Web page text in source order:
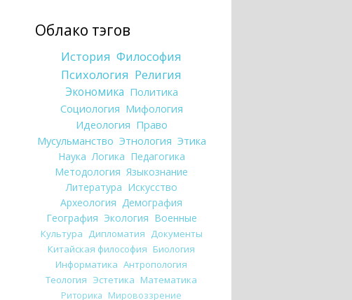
Облако тэгов
История Философия
Психология Религия
Экономика Политика
Социология Мифология
Идеология Право
Мусульманство Этнология Этика
Наука Логика Педагогика
Методология Языкознание
Литература Искусство
Археология Демография
География Экология Военные
Культура Дипломатия Документы
Китайская философия Биология
Информатика Антропология
Теология Эстетика Математика
Риторика Мировоззрение